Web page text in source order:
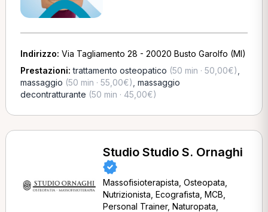
Indirizzo: Via Tagliamento 28 - 20020 Busto Garolfo (MI)
Prestazioni:trattamento osteopatico (50 min · 50,00€)
massaggio (50 min · 55,00€) massaggio
decontratturante (50 min · 45,00€)
Studio Studio S. Ornaghi
Massofisioterapista, Osteopata,
Nutrizionista, Ecografista, MCB,
Personal Trainer, Naturopata,